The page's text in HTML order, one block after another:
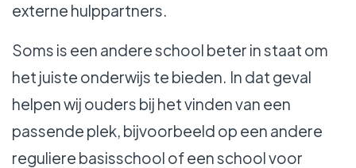
externe hulppartners.
Soms is een andere school beter in staat om
het juiste onderwijs te bieden. In dat geval
helpen wij ouders bij het vinden van een
passende plek, bijvoorbeeld op een andere
reguliere basisschool of een school voor